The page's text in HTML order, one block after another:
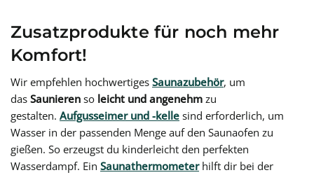
Zusatzprodukte für noch mehr
Komfort!
Wir empfehlen hochwertiges Saunazubehör, um
das Saunieren so leicht und angenehm zu
gestalten. Aufgusseimer und -kelle sind erforderlich, um
Wasser in der passenden Menge auf den Saunaofen zu
gießen. So erzeugst du kinderleicht den perfekten
Wasserdampf. Ein Saunathermometerhilft dir bei der